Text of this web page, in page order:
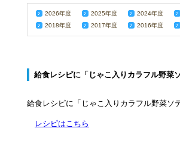
2026年度 2025年度 2024年度
2018年度
2017年度 2016年度
給食レシピに「じゃこ入りカラフル野菜
給食レシピに「じゃこ入りカラフル野菜ソ
レシピはこちら